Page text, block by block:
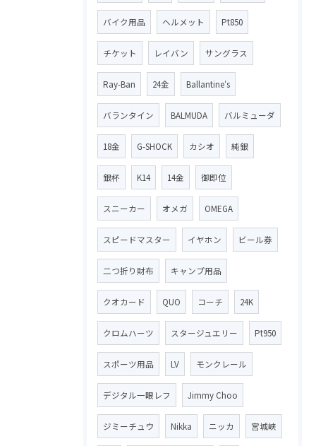
バイク用品 ヘルメット Pt850
チケット レイバン サングラス
Ray-Ban 24金 Ballantine′s
バランタイン BALMUDA バルミューダ
18金 G-SHOCK カシオ 純銀
銀杯 K14 14金 御即位
スニーカー オメガ OMEGA
スピードマスター イヤホン ビール券
二つ折り財布 キャンプ用品
クオカード QUO コーチ 24K
クロムハーツ スタージュエリー Pt950
スポーツ用品 LV モンクレール
デジタル一眼レフ Jimmy Choo
ジミーチュウ Nikka ニッカ 宮城峡